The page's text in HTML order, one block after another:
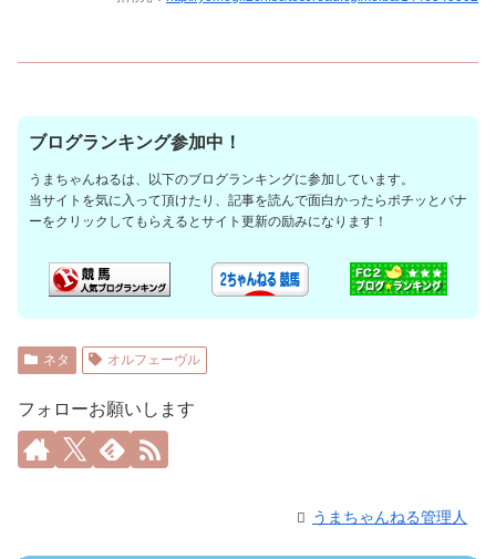
ブログランキング参加中！
うまちゃんねるは、以下のブログランキングに参加しています。
当サイトを気に入って頂けたり、記事を読んで面白かったらポチッとバナ
ーをクリックしてもらえるとサイト更新の励みになります！
ネタ オルフェーヴル
フォローお願いします
うまちゃんねる管理人